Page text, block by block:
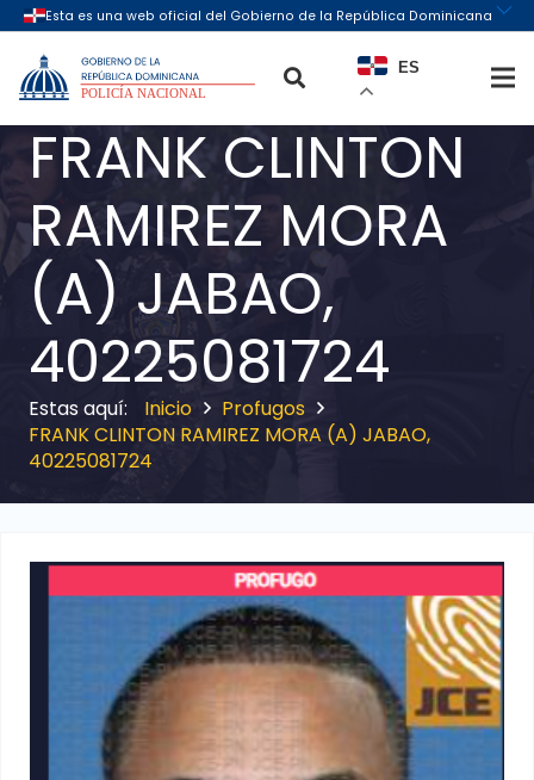
ES
FRANK CLINTON
RAMIREZ MORA
(A) JABAO,
40225081724
Inicio
Profugos
FRANK CLINTON RAMIREZ MORA (A) JABAO,
40225081724